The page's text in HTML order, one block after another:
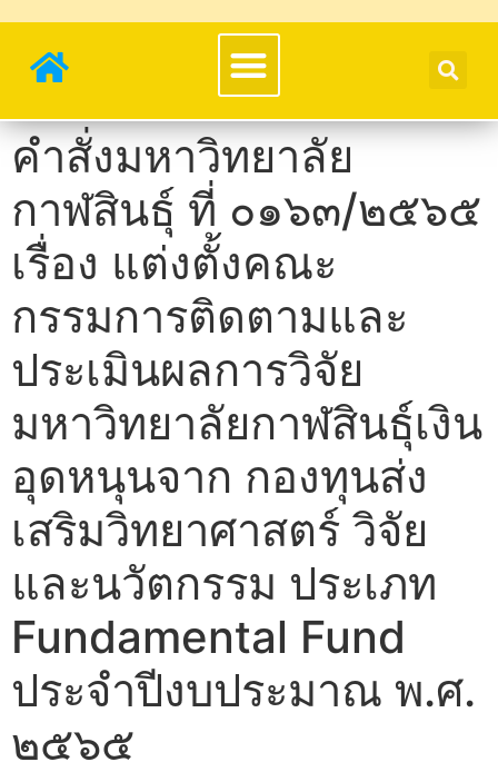
คำสั่งมหาวิทยาลัย
กาฬสินธุ์ ที่ ๐๑๖๓/๒๕๖๕
เรื่อง แต่งตั้งคณะ
กรรมการติดตามและ
ประเมินผลการวิจัย
มหาวิทยาลัยกาฬสินธุ์เงิน
อุดหนุนจาก กองทุนส่ง
เสริมวิทยาศาสตร์ วิจัย
และนวัตกรรม ประเภท
Fundamental Fund
ประจำปีงบประมาณ พ.ศ.
๒๕๖๕